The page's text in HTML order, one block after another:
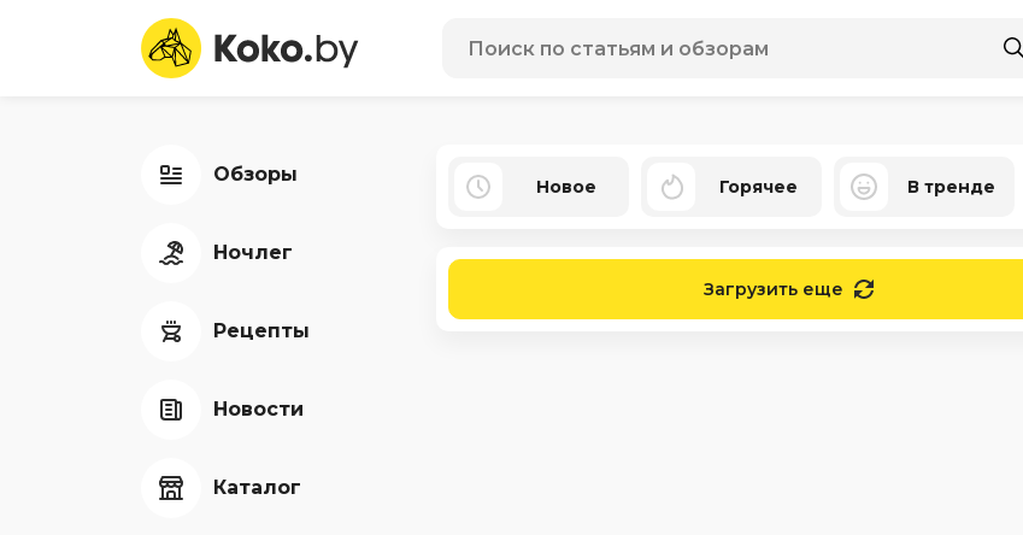
Обзоры
Ночлег
Рецепты
Новости
Каталог
Новое Горячее В тренде
Загрузить еще